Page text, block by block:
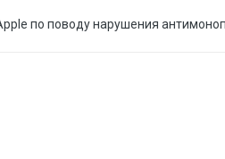
по поводу нарушения